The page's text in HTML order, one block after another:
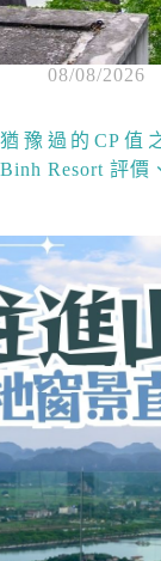
08/08/2026
猶豫過的CP值
Binh Resort 評價